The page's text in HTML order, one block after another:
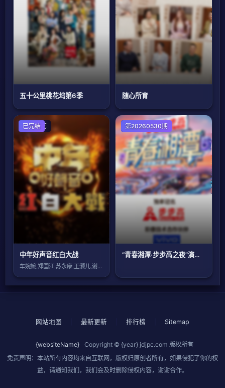
五十公里桃花坞第6季 随心所育
港台综艺
已完结
中年好声音红白大战
车婉婉,郑国江,苏永康,王灏儿,谢东闵,
演唱会
第20260530期
“青春湘潭·步步高之夜”演唱会
网站地图 最新更新 排行榜 Sitemap
{websiteName} Copyright © {year} jdjpc.com 版权所有
免责声明：本站所有内容均来自互联网，版权归原创者所有，如果侵犯了你的权
益，请通知我们，我们会及时删除侵权内容，谢谢合作。